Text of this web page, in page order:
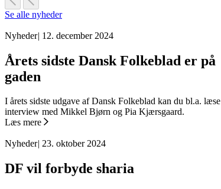
Se alle nyheder
Nyheder| 12. december 2024
Årets sidste Dansk Folkeblad er på
gaden
I årets sidste udgave af Dansk Folkeblad kan du bl.a.
interview med Mikkel Bjørn og Pia Kjærsgaard.
Læs mere
Nyheder| 23. oktober 2024
DF vil forbyde sharia